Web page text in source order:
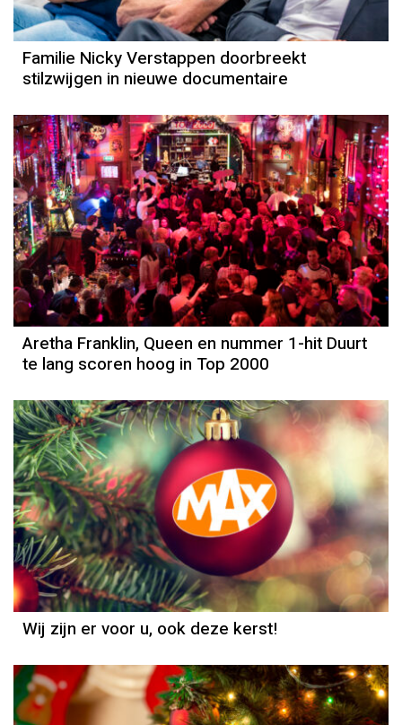
Familie Nicky Verstappen doorbreekt
stilzwijgen in nieuwe documentaire
Aretha Franklin, Queen en nummer 1-hit Duurt
te lang scoren hoog in Top 2000
Column
Jan Slagter
Wij zijn er voor u, ook deze kerst!